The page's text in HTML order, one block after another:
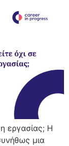
εργασίας; Η
μια